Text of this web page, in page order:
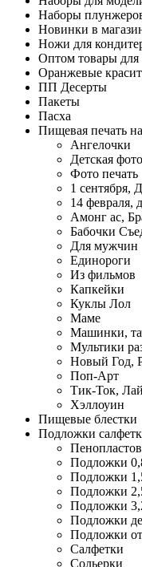
Наборы
Новинки в
Ножи для
Оптом товары для
Оранжевые
ПП Десерты
Пакеты
Пасха
Пищевая печать
Ангелочки
Детская
Фото печать
1 сентября,
14 февраля,
Амонг ас,
Бабочки
Для мужчин
Единороги
Из фильмов
Капкейки
Куклы Лол
Маме
Машинки,
Мультики
Новый Год,
Поп-Арт
Тик-Ток,
Хэллоуин
Пищевые блестки
Подложки
Подложки
Подложки
Подложки
Подложки
Подложки
Подложки
Салфетки
Сольерки